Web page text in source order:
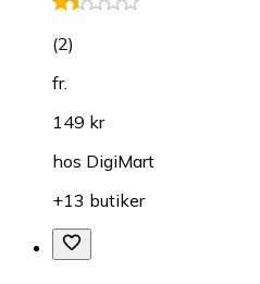
(2)
fr.
149 kr
hos DigiMart
+13 butiker